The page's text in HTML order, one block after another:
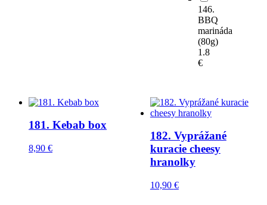
146.
BBQ
marináda
(80g)
1.8
€
181. Kebab box
8,90 €
182. Vyprážané
kuracie cheesy
hranolky
10,90 €